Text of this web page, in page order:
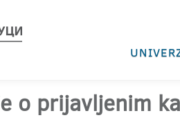
o prijavljenim